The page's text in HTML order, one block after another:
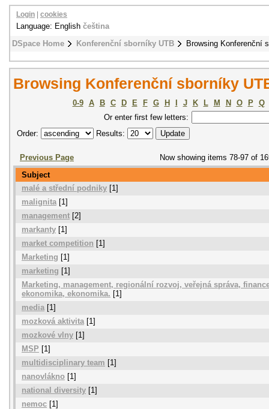
DSpace Home Konferenční sborníky UTB Browsing Konferenční
Login cookies
Language: English čeština
Browsing Konferenční sborníky
0-9 A B C D E F G H J K L M N O P
Q
Or enter first few letters:
Order:
Results:
Previous Page
Now showing items 78-97 of
Subject
malé a střední podniky [1]
malignita[1]
management [2]
markanty [1]
market competition [1]
Marketing [1]
marketing [1]
Marketing, management, regionální rozvoj, veřejná správa,
ekonomika, ekonomika. [1]
media [1]
mozková aktivita[1]
mozkové vlny [1]
MSP [1]
multidisciplinary team [1]
nanovlákno [1]
national diversity [1]
nemoc [1]